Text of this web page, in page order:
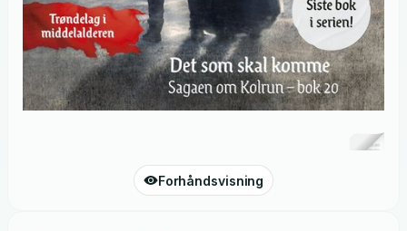
Forhåndsvisning